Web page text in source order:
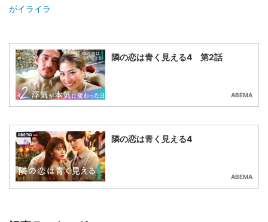
がイライラ
隣の恋は青く見える4 第2話
ABEMA
隣の恋は青く見える4
ABEMA